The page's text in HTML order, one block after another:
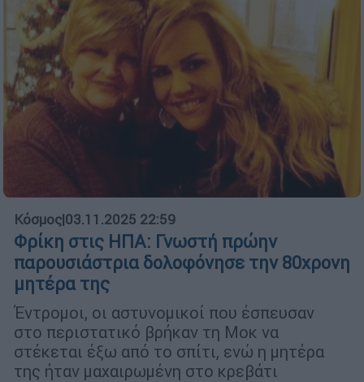
Κόσμος|03.11.2025 22:59
Φρίκη στις ΗΠΑ: Γνωστή πρώην
παρουσιάστρια δολοφόνησε την 80χρονη
μητέρα της
Έντρομοι, οι αστυνομικοί που έσπευσαν
στο περιστατικό βρήκαν τη Μοκ να
στέκεται έξω από το σπίτι, ενώ η μητέρα
της ήταν μαχαιρωμένη στο κρεβάτι